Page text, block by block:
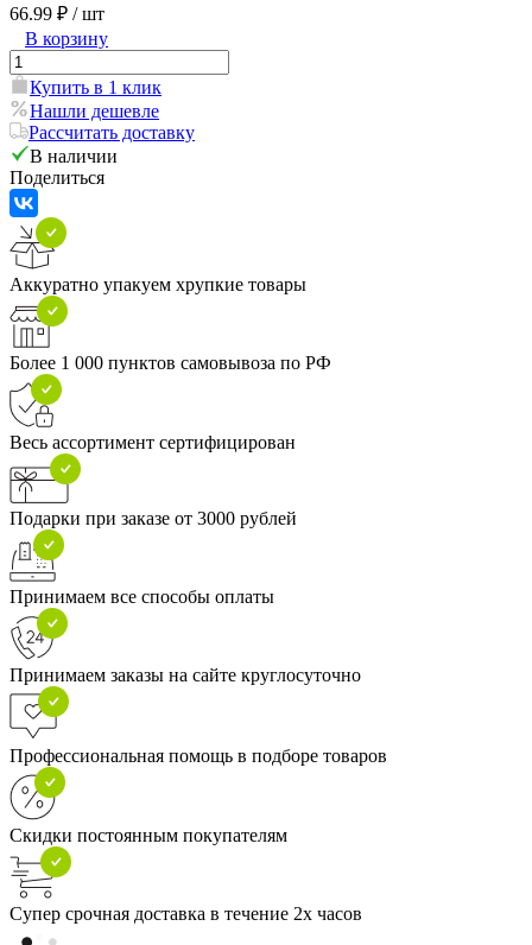
66.99 ₽ / шт
В корзину
Купить в 1 клик
Нашли дешевле
Рассчитать доставку
В наличии
Поделиться
Аккуратно упакуем хрупкие товары
Более 1 000 пунктов самовывоза по РФ
Весь ассортимент сертифицирован
Подарки при заказе от 3000 рублей
Принимаем все способы оплаты
Принимаем заказы на сайте круглосуточно
Профессиональная помощь в подборе товаров
Скидки постоянным покупателям
Супер срочная доставка в течение 2х часов